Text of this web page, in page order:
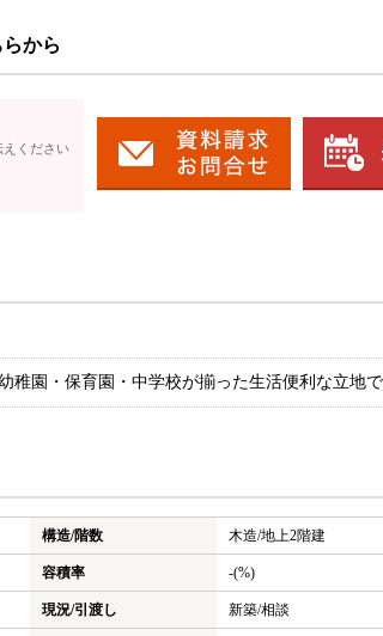
から
えください
稚園・保育園・中学校が揃った生活便利な立地
構造/階数 木造/地上2階建
容積率 -(%)
現況/引渡し 新築/相談